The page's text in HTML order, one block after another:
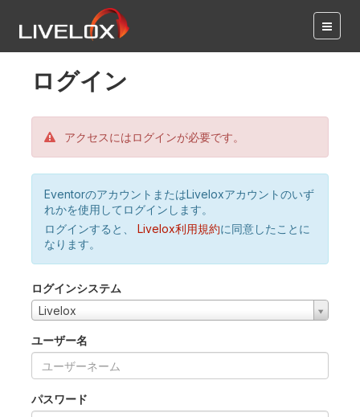
ログイン
アクセスにはログインが必要です。
EventorのアカウントまたはLiveloxアカウントのいず
れかを使用してログインします。
ログインすると、
Livelox利用規約に同意したことに
なります。
ログインシステム
Livelox
ユーザー名
パスワード